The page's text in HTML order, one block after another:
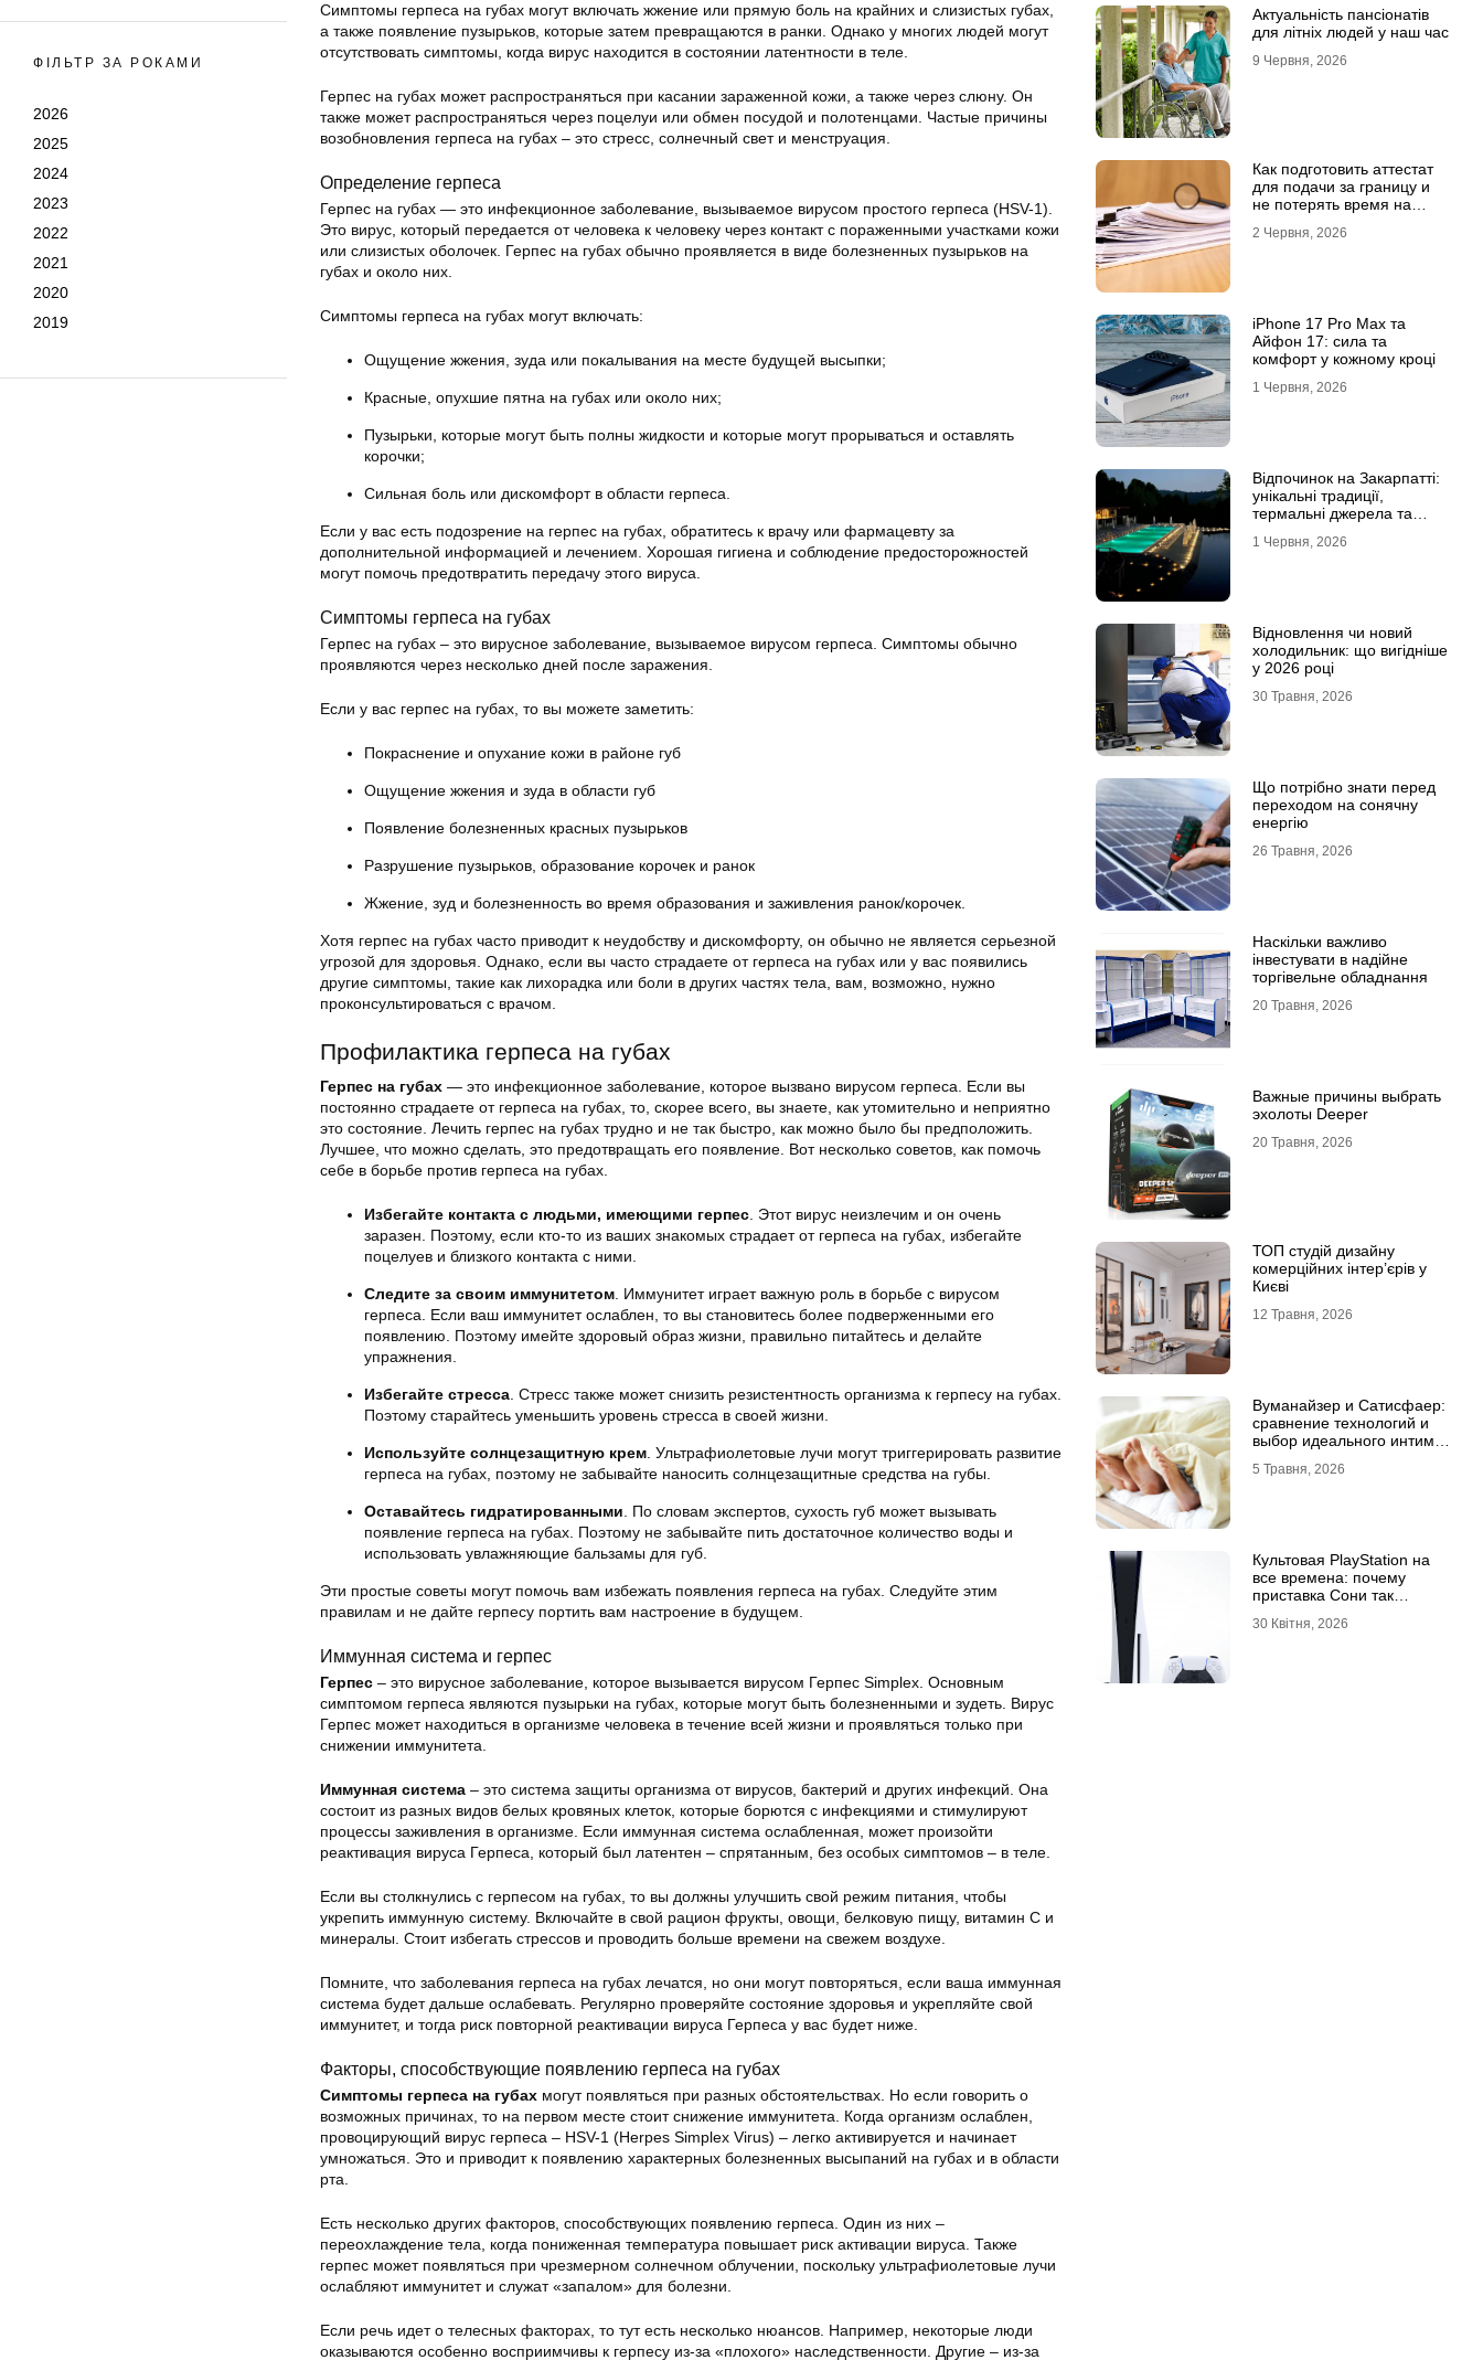
ФІЛЬТР ЗА РОКАМИ
2026
2025
2024
2023
2022
2021
2020
2019
Симптомы герпеса на губах могут включать жжение или прямую боль на крайних и слизистых губах,
а также появление пузырьков, которые затем превращаются в ранки. Однако у многих людей могут
отсутствовать симптомы, когда вирус находится в состоянии латентности в теле.
Герпес на губах может распространяться при касании зараженной кожи, а также через слюну. Он
также может распространяться через поцелуи или обмен посудой и полотенцами. Частые причины
возобновления герпеса на губах – это стресс, солнечный свет и менструация.
Определение герпеса
Герпес на губах — это инфекционное заболевание, вызываемое вирусом простого герпеса (HSV-1).
Это вирус, который передается от человека к человеку через контакт с пораженными участками кожи
или слизистых оболочек. Герпес на губах обычно проявляется в виде болезненных пузырьков на
губах и около них.
Симптомы герпеса на губах могут включать:
Ощущение жжения, зуда или покалывания на месте будущей высыпки;
Красные, опухшие пятна на губах или около них;
Пузырьки, которые могут быть полны жидкости и которые могут прорываться и оставлять
корочки;
Сильная боль или дискомфорт в области герпеса.
Если у вас есть подозрение на герпес на губах, обратитесь к врачу или фармацевту за
дополнительной информацией и лечением. Хорошая гигиена и соблюдение предосторожностей
могут помочь предотвратить передачу этого вируса.
Симптомы герпеса на губах
Герпес на губах – это вирусное заболевание, вызываемое вирусом герпеса. Симптомы обычно
проявляются через несколько дней после заражения.
Если у вас герпес на губах, то вы можете заметить:
Покраснение и опухание кожи в районе губ
Ощущение жжения и зуда в области губ
Появление болезненных красных пузырьков
Разрушение пузырьков, образование корочек и ранок
Жжение, зуд и болезненность во время образования и заживления ранок/корочек.
Хотя герпес на губах часто приводит к неудобству и дискомфорту, он обычно не является серьезной
угрозой для здоровья. Однако, если вы часто страдаете от герпеса на губах или у вас появились
другие симптомы, такие как лихорадка или боли в других частях тела, вам, возможно, нужно
проконсультироваться с врачом.
Профилактика герпеса на губах
Герпес на губах — это инфекционное заболевание, которое вызвано вирусом герпеса. Если вы
постоянно страдаете от герпеса на губах, то, скорее всего, вы знаете, как утомительно и неприятно
это состояние. Лечить герпес на губах трудно и не так быстро, как можно было бы предположить.
Лучшее, что можно сделать, это предотвращать его появление. Вот несколько советов, как помочь
себе в борьбе против герпеса на губах.
Избегайте контакта с людьми, имеющими герпес . Этот вирус неизлечим и он очень
заразен. Поэтому, если кто-то из ваших знакомых страдает от герпеса на губах, избегайте
поцелуев и близкого контакта с ними.
Следите за своим иммунитетом . Иммунитет играет важную роль в борьбе с вирусом
герпеса. Если ваш иммунитет ослаблен, то вы становитесь более подверженными его
появлению. Поэтому имейте здоровый образ жизни, правильно питайтесь и делайте
упражнения.
Избегайте стресса . Стресс также может снизить резистентность организма к герпесу на губах.
Поэтому старайтесь уменьшить уровень стресса в своей жизни.
Используйте солнцезащитную крем . Ультрафиолетовые лучи могут триггерировать развитие
герпеса на губах, поэтому не забывайте наносить солнцезащитные средства на губы.
Оставайтесь гидратированными . По словам экспертов, сухость губ может вызывать
появление герпеса на губах. Поэтому не забывайте пить достаточное количество воды и
использовать увлажняющие бальзамы для губ.
Эти простые советы могут помочь вам избежать появления герпеса на губах. Следуйте этим
правилам и не дайте герпесу портить вам настроение в будущем.
Иммунная система и герпес
Герпес – это вирусное заболевание, которое вызывается вирусом Герпес Simplex. Основным
симптомом герпеса являются пузырьки на губах, которые могут быть болезненными и зудеть. Вирус
Герпес может находиться в организме человека в течение всей жизни и проявляться только при
снижении иммунитета.
Иммунная система – это система защиты организма от вирусов, бактерий и других инфекций. Она
состоит из разных видов белых кровяных клеток, которые борются с инфекциями и стимулируют
процессы заживления в организме. Если иммунная система ослабленная, может произойти
реактивация вируса Герпеса, который был латентен – спрятанным, без особых симптомов – в теле.
Если вы столкнулись с герпесом на губах, то вы должны улучшить свой режим питания, чтобы
укрепить иммунную систему. Включайте в свой рацион фрукты, овощи, белковую пищу, витамин С и
минералы. Стоит избегать стрессов и проводить больше времени на свежем воздухе.
Помните, что заболевания герпеса на губах лечатся, но они могут повторяться, если ваша иммунная
система будет дальше ослабевать. Регулярно проверяйте состояние здоровья и укрепляйте свой
иммунитет, и тогда риск повторной реактивации вируса Герпеса у вас будет ниже.
Факторы, способствующие появлению герпеса на губах
Симптомы герпеса на губах могут появляться при разных обстоятельствах. Но если говорить о
возможных причинах, то на первом месте стоит снижение иммунитета. Когда организм ослаблен,
провоцирующий вирус герпеса – HSV-1 (Herpes Simplex Virus) – легко активируется и начинает
умножаться. Это и приводит к появлению характерных болезненных высыпаний на губах и в области
рта.
Есть несколько других факторов, способствующих появлению герпеса . Один из них –
переохлаждение тела, когда пониженная температура повышает риск активации вируса. Также
герпес может появляться при чрезмерном солнечном облучении, поскольку ультрафиолетовые лучи
ослабляют иммунитет и служат «запалом» для болезни.
Если речь идет о телесных факторах, то тут есть несколько нюансов. Например, некоторые люди
оказываются особенно восприимчивы к герпесу из-за «плохого» наследственности. Другие – из-за
Актуальність пансіонатів
для літніх людей у наш час
9 Червня, 2026
Как подготовить аттестат
для подачи за границу и
не потерять время на
2 Червня, 2026
iPhone 17 Pro Max та
Айфон 17: сила та
комфорт у кожному кроці
1 Червня, 2026
Відпочинок на Закарпатті:
унікальні традиції,
термальні джерела та
1 Червня, 2026
Відновлення чи новий
холодильник: що вигідніше
у 2026 році
30 Травня, 2026
Що потрібно знати перед
переходом на сонячну
енергію
26 Травня, 2026
Наскільки важливо
інвестувати в надійне
торгівельне обладнання
20 Травня, 2026
Важные причины выбрать
эхолоты Deeper
20 Травня, 2026
ТОП студій дизайну
комерційних інтер’єрів у
Києві
12 Травня, 2026
Вуманайзер и Сатисфаер:
сравнение технологий и
выбор идеального интим-
5 Травня, 2026
Культовая PlayStation на
все времена: почему
приставка Сони так
30 Квітня, 2026